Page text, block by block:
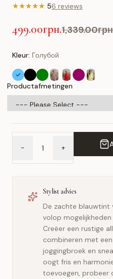
★★★★★ 56 reviews
499.00грн.
Kleur: Голубой
Productafmetingen
- +
Stylist advies
De zachte blauwtint
volop
Creëer een rustige
combineren met
joggingbroek en
oogt fris en
toevoegen, probeer